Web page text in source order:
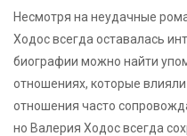
Несмотря на неудачные
Ходос всегда оставалась
биографии можно найти
отношениях, которые
отношения часто
но Валерия Ходос всегда